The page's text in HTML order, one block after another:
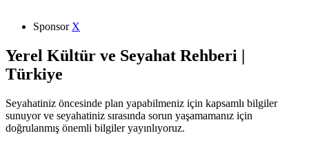
Sponsor X
Yerel Kültür ve Seyahat Rehberi |
Türkiye
Seyahatiniz öncesinde plan yapabilmeniz için kapsamlı bilgiler
sunuyor ve seyahatiniz sırasında sorun yaşamamanız için
doğrulanmış önemli bilgiler yayınlıyoruz.